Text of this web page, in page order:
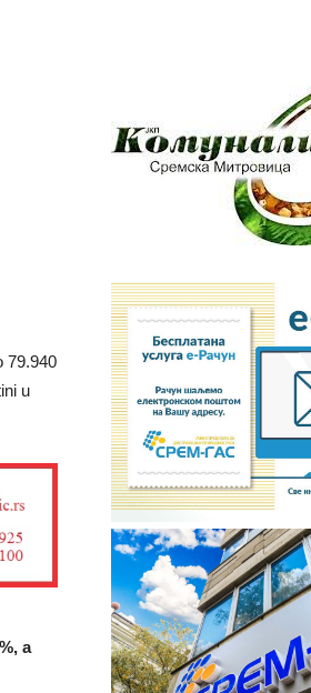
79.940
u
a